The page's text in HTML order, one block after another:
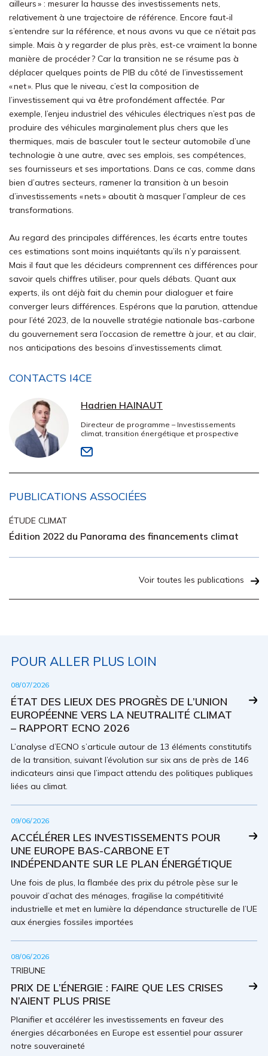
ailleurs » : mesurer la hausse des investissements nets,
relativement à une trajectoire de référence. Encore faut-il
s’entendre sur la référence, et nous avons vu que ce n’était pas
simple. Mais à y regarder de plus près, est-ce vraiment la bonne
manière de procéder ? Car la transition ne se résume pas à
déplacer quelques points de PIB du côté de l’investissement
« net ». Plus que le niveau, c’est la composition de
l’investissement qui va être profondément affectée. Par
exemple, l’enjeu industriel des véhicules électriques n’est pas de
produire des véhicules marginalement plus chers que les
thermiques, mais de basculer tout le secteur automobile d’une
technologie à une autre, avec ses emplois, ses compétences,
ses fournisseurs et ses importations. Dans ce cas, comme dans
bien d’autres secteurs, ramener la transition à un besoin
d’investissements « nets » aboutit à masquer l’ampleur de ces
transformations.
Au regard des principales différences, les écarts entre toutes
ces estimations sont moins inquiétants qu’ils n’y paraissent.
Mais il faut que les décideurs comprennent ces différences pour
savoir quels chiffres utiliser, pour quels débats. Quant aux
experts, ils ont déjà fait du chemin pour dialoguer et faire
converger leurs différences. Espérons que la parution, attendue
pour l’été 2023, de la nouvelle stratégie nationale bas-carbone
du gouvernement sera l’occasion de remettre à jour, et au clair,
nos anticipations des besoins d’investissements climat.
CONTACTS I4CE
Hadrien HAINAUT
Directeur de programme – Investissements
climat, transition énergétique et prospective
PUBLICATIONS ASSOCIÉES
ÉTUDE CLIMAT
Édition 2022 du Panorama des financements climat
Voir toutes les publications
POUR ALLER PLUS LOIN
08/07/2026
ÉTAT DES LIEUX DES PROGRÈS DE L’UNION
EUROPÉENNE VERS LA NEUTRALITÉ CLIMAT
– RAPPORT ECNO 2026
L’analyse d’ECNO s’articule autour de 13 éléments constitutifs
de la transition, suivant l’évolution sur six ans de près de 146
indicateurs ainsi que l’impact attendu des politiques publiques
liées au climat.
09/06/2026
ACCÉLÉRER LES INVESTISSEMENTS POUR
UNE EUROPE BAS-CARBONE ET
INDÉPENDANTE SUR LE PLAN ÉNERGÉTIQUE
Une fois de plus, la flambée des prix du pétrole pèse sur le
pouvoir d’achat des ménages, fragilise la compétitivité
industrielle et met en lumière la dépendance structurelle de l’UE
aux énergies fossiles importées
08/06/2026
TRIBUNE
PRIX DE L’ÉNERGIE : FAIRE QUE LES CRISES
N’AIENT PLUS PRISE
Planifier et accélérer les investissements en faveur des
énergies décarbonées en Europe est essentiel pour assurer
notre souveraineté